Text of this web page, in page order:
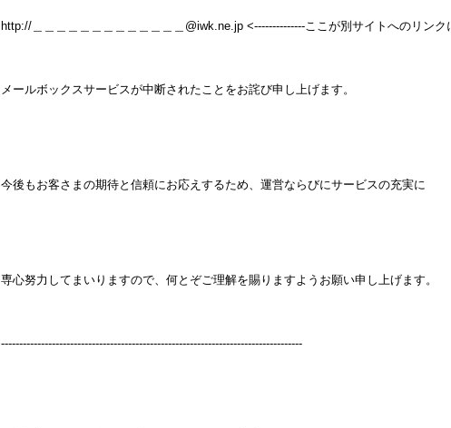
http://＿＿＿＿＿＿＿＿＿＿＿＿＿@iwk.ne.jp <--------------ここが別サイトへのリン
メールボックスサービスが中断されたことをお詫び申し上げます。
今後もお客さまの期待と信頼にお応えするため、運営ならびにサービスの充実に
専心努力してまいりますので、何とぞご理解を賜りますようお願い申し上げます。
-----------------------------------------------------------------------------------